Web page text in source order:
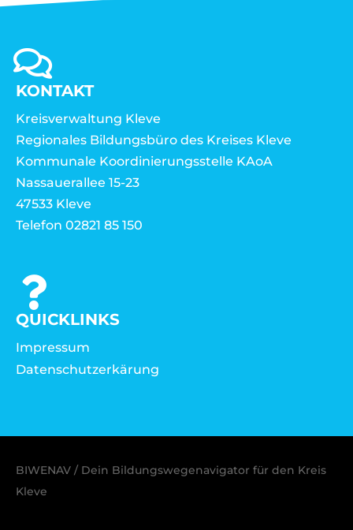
KONTAKT
Kreisverwaltung Kleve
Regionales Bildungsbüro des Kreises Kleve
Kommunale Koordinierungsstelle KAoA
Nassauerallee 15-23
47533 Kleve
Telefon 02821 85 150
QUICKLINKS
Impressum
Datenschutzerkärung
BIWENAV / Dein Bildungswegenavigator für den Kreis
Kleve